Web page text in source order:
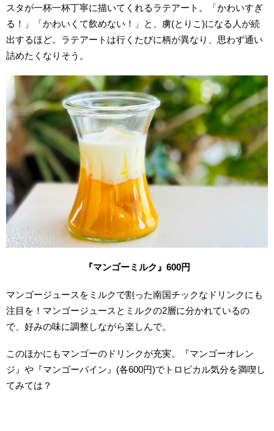
スタが一杯一杯丁寧に描いてくれるラテアート。「かわいすぎ
る！」「かわいくて飲めない！」と、虜(とりこ)になる人が続
出するほど。ラテアートは行くたびに柄が異なり、思わず通い
詰めたくなりそう。
『マンゴーミルク』600円
マンゴージュースをミルクで割った南国チックなドリンクにも
注目を！マンゴージュースとミルクの2層に分かれているの
で、好みの味に調整しながら楽しんで。
このほかにもマンゴーのドリンクが充実。『マンゴーオレン
ジ』や『マンゴーパイン』(各600円)でトロピカル気分を満喫し
てみては？